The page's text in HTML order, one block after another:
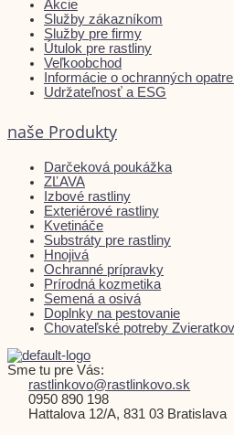
Akcie
Služby zákazníkom
Služby pre firmy
Útulok pre rastliny
Veľkoobchod
Informácie o ochranných
Udržateľnosť a ESG
naše Produkty
Darčeková poukážka
ZĽAVA
Izbové rastliny
Exteriérové rastliny
Kvetináče
Substráty pre rastliny
Hnojivá
Ochranné prípravky
Prírodná kozmetika
Semená a osivá
Doplnky na pestovanie
Chovateľské potreby
Sme tu pre Vás:
rastlinkovo@rastlinkovo.sk
0950 890 198
Hattalova 12/A, 831 03 Bratislava